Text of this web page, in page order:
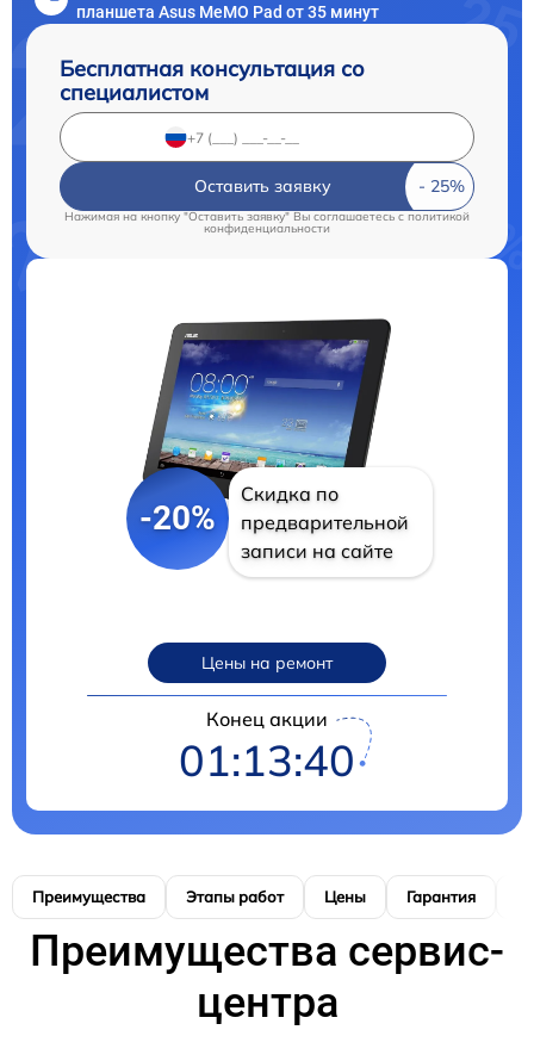
планшета Asus MeMO Pad от 35 минут
Бесплатная консультация со
специалистом
Оставить заявку
Нажимая на кнопку "Оставить заявку" Вы соглашаетесь cполитикой
конфиденциальности
-20%
Скидка по
предварительной
записи на сайте
Цены на ремонт
Конец акции
01:13:39
Преимущества Этапы работ Цены Гарантия
Преимущества сервис-
центра